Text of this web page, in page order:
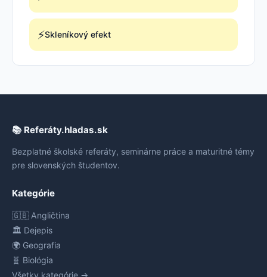
⚡Skleníkový efekt
📚 Referáty.hladas.sk
Bezplatné školské referáty, seminárne práce a maturitné témy
pre slovenských študentov.
Kategórie
🇬🇧 Angličtina
🏛️ Dejepis
🌍 Geografia
🧬 Biológia
Všetky kategórie →